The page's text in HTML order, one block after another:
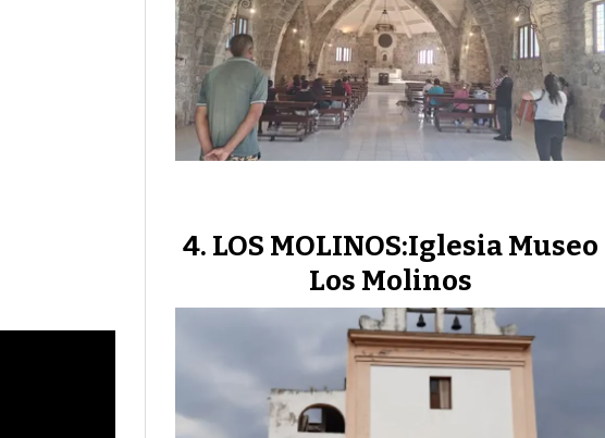
LOS MOLINOS:Iglesia Museo
Los Molinos